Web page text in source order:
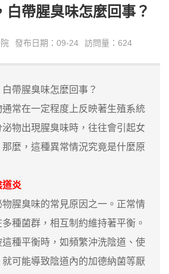
白帶腥臭味怎麼回事？
發布日期：09-24 訪問量：624
腥臭味怎麼回事？
在一定程度上反映著生殖系統
物出現腥臭味時，往往會引起女
麼，這種異常情況究竟是什麼原
道炎
臭味的常見原因之一。正常情
種菌群，相互制約維持著平衡。
種平衡時，如頻繁沖洗陰道、使
可能導致陰道內的加德納菌等厭